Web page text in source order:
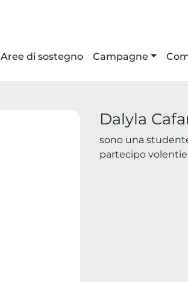
Aree di sostegno Campagne
Dalyla
sono una
partecipo